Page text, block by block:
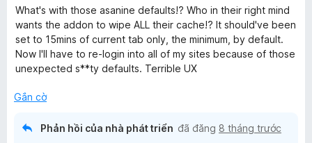
ế
p
h
ạ
n
1
What's with those asanine defaults!? Who in their right mind
wants the addon to wipe ALL their cache!? It should've been
set to 15mins of current tab only, the minimum, by default.
Now I'll have to re-login into all of my sites because of those
unexpected s**ty defaults. Terrible UX
Gắn cờ
Phản hồi của nhà phát triển đã đăng 8 tháng trước